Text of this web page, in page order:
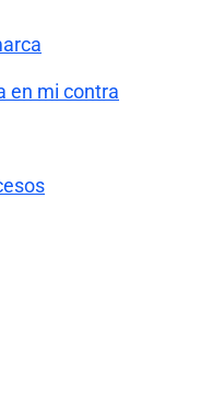
en mi contra